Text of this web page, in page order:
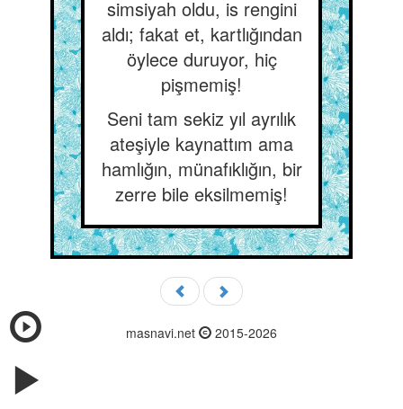
simsiyah oldu, is rengini
aldı; fakat et, kartlığından
öylece duruyor, hiç
pişmemiş!
Seni tam sekiz yıl ayrılık
ateşiyle kaynattım ama
hamlığın, münafıklığın, bir
zerre bile eksilmemiş!
masnavi.net 2015-2026